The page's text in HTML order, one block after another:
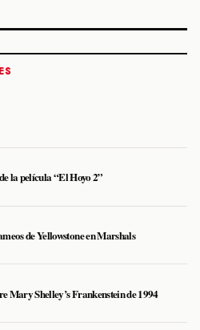
la película “El Hoyo 2”
de Yellowstone en Marshals
Mary Shelley’s Frankenstein de 1994